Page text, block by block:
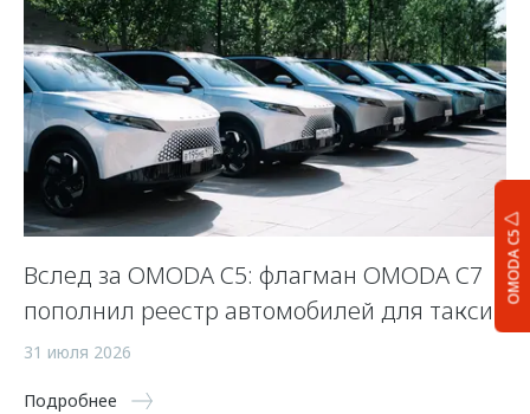
OMODA C5
Вслед за OMODA C5: флагман OMODA C7
пополнил реестр автомобилей для такси
31 июля 2026
Подробнее